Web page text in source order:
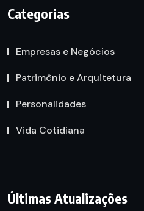
Categorias
Empresas e Negócios
Patrimônio e Arquitetura
Personalidades
Vida Cotidiana
Últimas Atualizações